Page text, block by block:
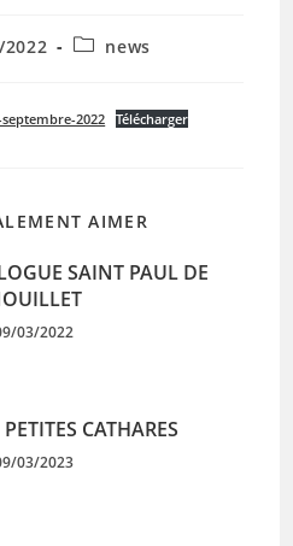
Postnews
2022 Télécharger
AIMER
SAINT PAUL DE
03/2022
CATHARES
03/2023